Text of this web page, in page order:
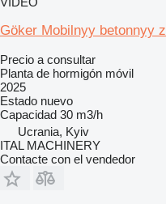
Göker Mobilnyy betonnyy
Precio a consultar
Planta de hormigón móvil
2025
Estado nuevo
Capacidad 30 m3/h
Ucrania, Kyiv
ITAL MACHINERY
Contacte con el vendedor